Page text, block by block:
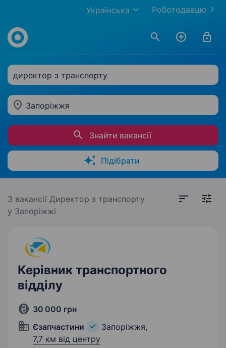
Роботодавцю
Українська
директор з транспорту
Запоріжжя
Знайти вакансії
Підібрати
3 вакансії Директор з транспорту
у Запоріжжі
Керівник транспортного
відділу
30 000 грн
Єзапчастини
Запоріжжя,
7,7 км від центру